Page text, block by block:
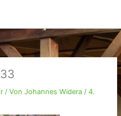
/ VonJohannes Widera /4.